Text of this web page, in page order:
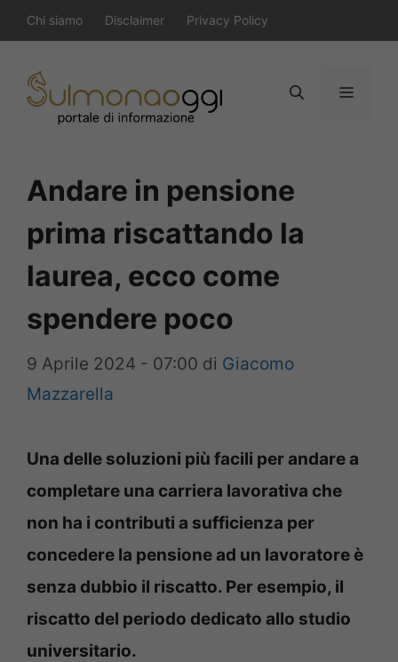
al
contenuto
Chi siamo Disclaimer Privacy Policy
Menu
Andare in pensione
prima riscattando la
laurea, ecco come
spendere poco
9 Aprile 2024 - 07:00 di Giacomo
Mazzarella
Una delle soluzioni più facili per andare a
completare una carriera lavorativa che
non ha i contributi a sufficienza per
concedere la pensione ad un lavoratore è
senza dubbio il riscatto. Per esempio, il
riscatto del periodo dedicato allo studio
universitario.